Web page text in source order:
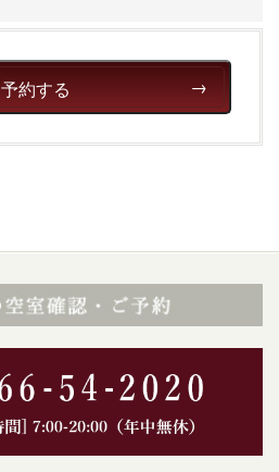
予約する